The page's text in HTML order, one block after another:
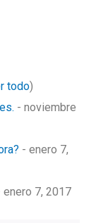
todo)
- noviembre
- enero 7,
enero 7, 2017